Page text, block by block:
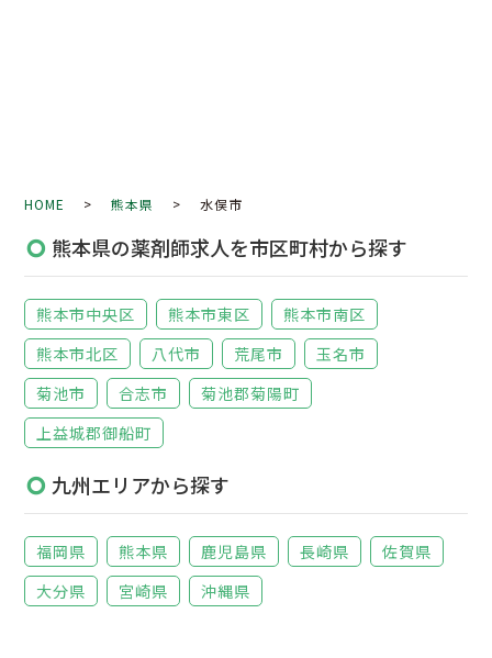
HOME >熊本県 > 水俣市
熊本県の薬剤師求人を市区町村から探す
熊本市中央区 熊本市東区
熊本市南区
熊本市北区
八代市 荒尾市
玉名市
菊池市
合志市
菊池郡菊陽町
上益城郡御船町
九州エリアから探す
福岡県 熊本県 鹿児島県 長崎県
佐賀県
大分県
宮崎県 沖縄県